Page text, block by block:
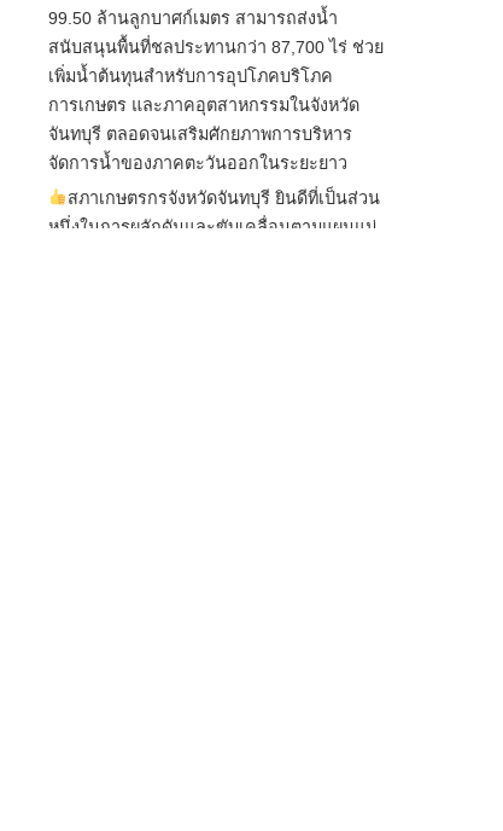
99.50 ล้านลูกบาศก์เมตร สามารถส่งน้ำ
สนับสนุนพื้นที่ชลประทานกว่า 87,700 ไร่ ช่วย
เพิ่มน้ำต้นทุนสำหรับการอุปโภคบริโภค
การเกษตร และภาคอุตสาหกรรมในจังหวัด
จันทบุรี ตลอดจนเสริมศักยภาพการบริหาร
จัดการน้ำของภาคตะวันออกในระยะยาว
สภาเกษตรกรจังหวัดจันทบุรี ยินดีที่เป็นส่วน
หนึ่งในการผลักดันและขับเคลื่อนตามแผนแม่